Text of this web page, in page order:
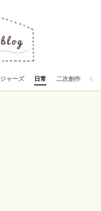
ャーズ 日常 二次創作 お